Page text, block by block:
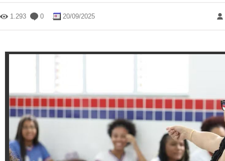
1.293 0 20/09/2025